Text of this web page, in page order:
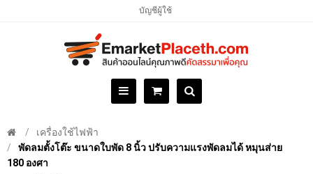
บัญชีผู้ใช้
เครื่องใช้ไฟฟ้า
พัดลมตั้งโต๊ะ ขนาดใบพัด 8 นิ้ว ปรับความแรงพัดลมได้ หมุนส่าย
180 องศา